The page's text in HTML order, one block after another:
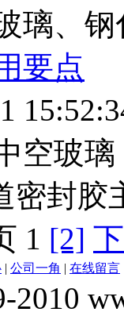
璃、
要点
空玻
封胶
1 [2]
公司一角 在线留言
2010